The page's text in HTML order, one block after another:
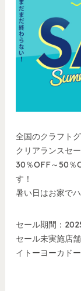
全国のクラフト
クリアランスセ
30％OFF～50％
す！
暑い日はお家で
セール期間：
セール未実施店
イトーヨーカド